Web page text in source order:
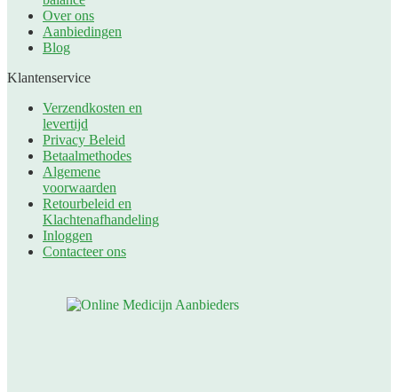
Over ons
Aanbiedingen
Blog
Klantenservice
Verzendkosten en
levertijd
Privacy Beleid
Betaalmethodes
Algemene
voorwaarden
Retourbeleid en
Klachtenafhandeling
Inloggen
Contacteer ons